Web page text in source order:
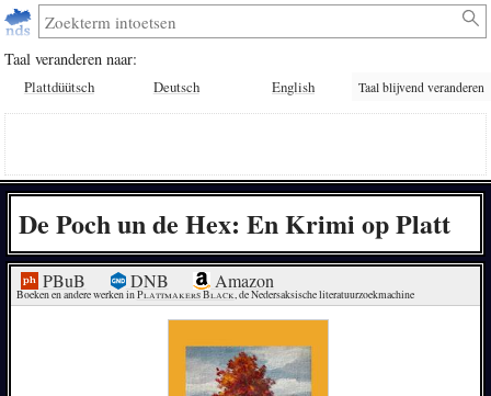
Taal veranderen naar:
Plattdüütsch Deutsch English Taal blijvend veranderen
De Poch un de Hex: En Krimi op Platt
PBuB DNB Amazon
Boeken en andere werken in Plattmakers Black, de Nedersaksische literatuurzoekmachine